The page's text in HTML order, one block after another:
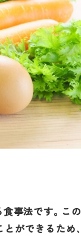
事法です。この
ができるため、